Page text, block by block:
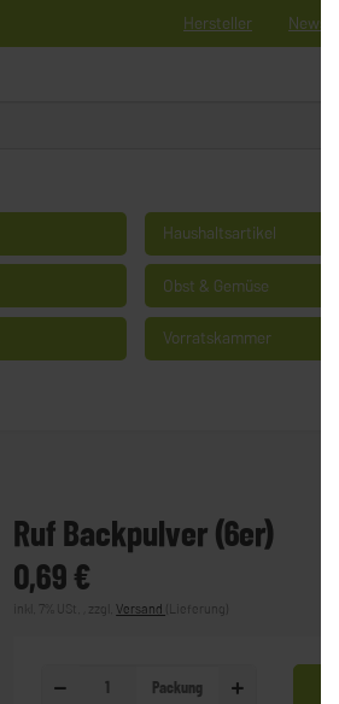
Hersteller News
Haushaltsartikel
Obst & Gemüse
Vorratskammer
Ruf Backpulver (6er)
0,69 €
inkl. 7% USt. , zzgl.Versand (Lieferung)
Packung